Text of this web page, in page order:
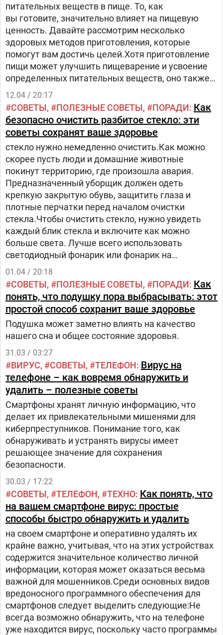
питательных веществ в пище. То, как
вы готовите, значительно влияет на пищевую
ценность. Давайте рассмотрим несколько
здоровых методов приготовления, которые
помогут вам достичь целей.Хотя приготовление
пищи может улучшить пищеварение и усвоение
определенных питательных веществ, оно также
может привести к уменьшению ключевых
витаминов, минералов и других важных
соединений.
12.04 / 20:17
СОВЕТЫ ПОЛЕЗНЫЕ СОВЕТЫ ПОРАДИ Как
безопасно очистить разбитое стекло: эти
советы сохранят ваше здоровье
стекло нужно немедленно очистить.Как можно
скорее пусть люди и домашние животные
покинут территорию, где произошла авария.
Предназначенный уборщик должен одеть
крепкую закрытую обувь, защитить глаза и
плотные перчатки перед началом очистки
стекла.Чтобы очистить стекло, нужно увидеть
каждый блик стекла и включите как можно
больше света. Лучше всего использовать
светодиодный фонарик или фонарик на
смартфоне, чтобы вы могли наклонять его на
поверхности.
01.04 / 20:18
СОВЕТЫ ПОЛЕЗНЫЕ СОВЕТЫ ПОРАДИ Как
понять, что подушку пора выбрасывать: этот
простой способ сохранит ваше здоровье
Подушка может заметно влиять на качество
нашего сна и общее состояние здоровья.
31.03 / 03:27
ВИРУС СОВЕТЫ ТЕЛЕФОН Вирус на
телефоне – как вовремя обнаружить и
удалить – полезные советы
Смартфоны хранят личную информацию, что
делает их привлекательными мишенями для
киберпреступников. Понимание того, как
обнаруживать и устранять вирусы имеет
решающее значение для сохранения
безопасности.
30.03 / 17:22
СОВЕТЫ ТЕЛЕФОН ТЕХНО Как понять, что
на вашем смартфоне вирус: простые
способы быстро обнаружить и удалить
на своем смартфоне и оперативно удалять их
крайне важно, учитывая, что на этих устройствах
содержится значительное количество личной
информации, которая может оказаться весьма
важной для мошенников.Среди основных видов
вредоносного программного обеспечения для
смартфонов следует выделить следующие:Не
всегда возможно обнаружить, что на телефоне
уже находится вирус, поскольку часто программы